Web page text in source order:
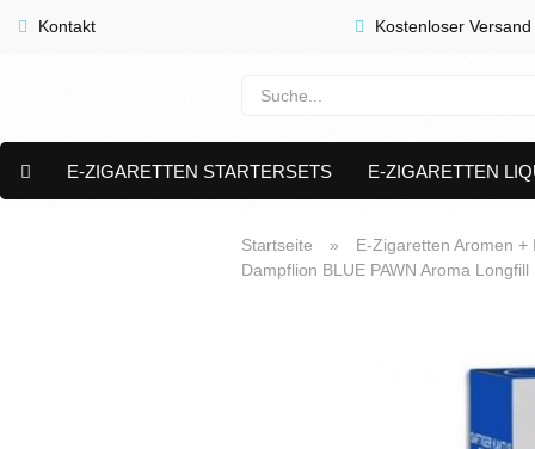
Kontakt Kostenloser
E-ZIGARETTEN STARTERSETS E-ZIGARETTEN
Startseite » E-Zigaretten Aromen +
Dampflion BLUE PAWN Aroma